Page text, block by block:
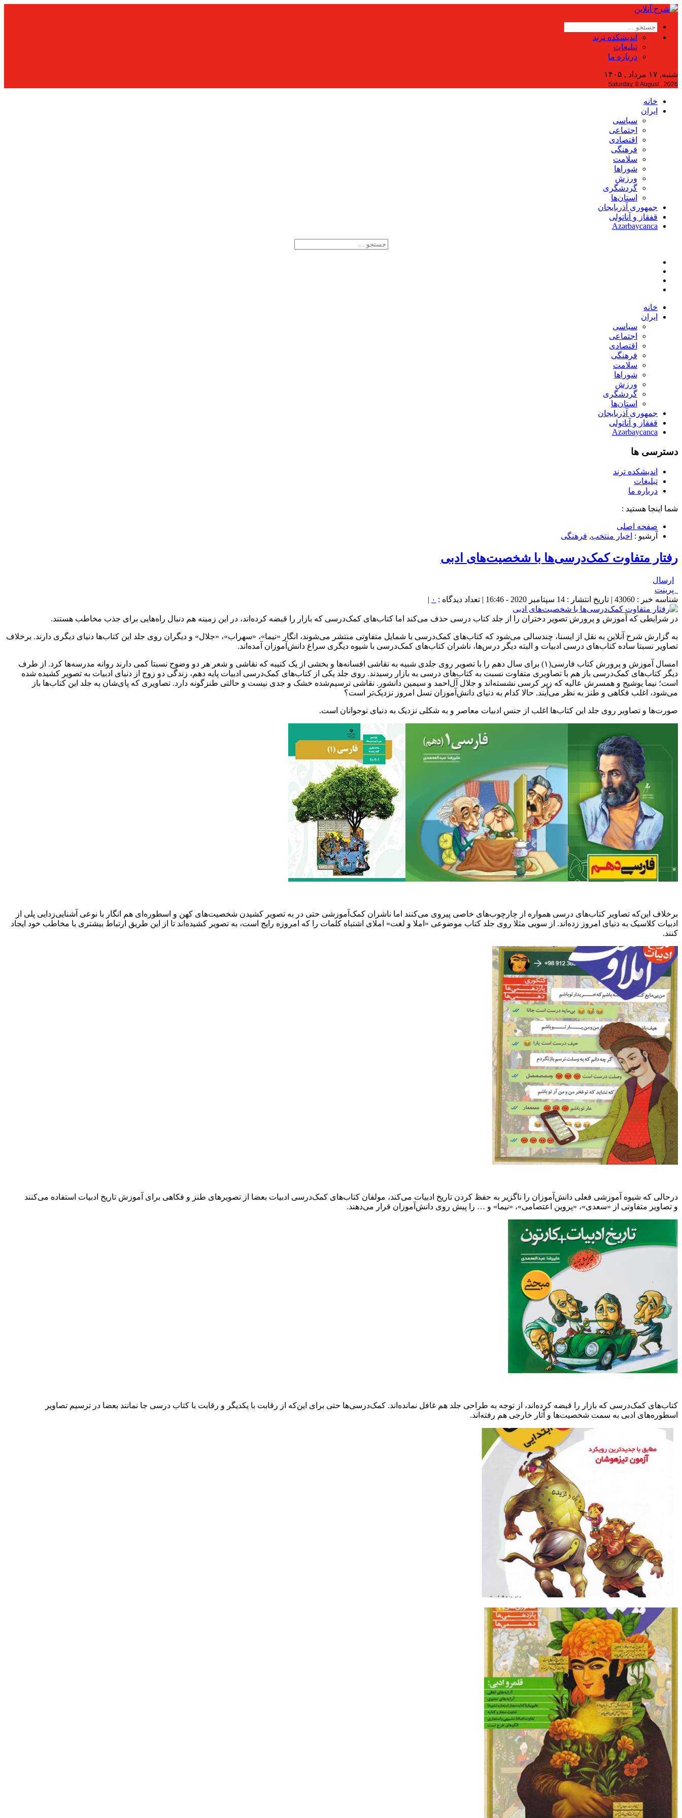
اندیشکده ترند
تبلیغات
درباره ما
شنبه, ۱۷ مرداد , ۱۴۰۵
Saturday, 8 August , 2026
خانه
ایران
سیاسی
اجتماعی
اقتصادی
فرهنگی
سلامت
شوراها
ورزش
گردشگری
استان‌ها
جمهوری آذربایجان
قفقاز و آناتولی
Azərbaycanca
خانه
ایران
سیاسی
اجتماعی
اقتصادی
فرهنگی
سلامت
شوراها
ورزش
گردشگری
استان‌ها
جمهوری آذربایجان
قفقاز و آناتولی
Azərbaycanca
دسترسی ها
اندیشکده ترند
تبلیغات
درباره ما
شما اینجا هستید :
صفحه اصلی
آرشیو : اخبار منتخب, فرهنگی
رفتار متفاوت کمک‌درسی‌ها با شخصیت‌های ادبی
ارسال
پرینت
شناسه خبر : 43060 | تاریخ انتشار : 14 سپتامبر 2020 - 16:46 | تعداد دیدگاه :
۰ |
در شرایطی که آموزش و پرورش تصویر دختران را از جلد کتاب درسی حذف می‌کند اما کتاب‌های کمک‌درسی که بازار را قبضه کرده‌اند، در این زمینه هم دنبال راه‌هایی برای جذب مخاطب هستند.
به گزارش شرح آنلاین به نقل از ایسنا، چندسالی می‌شود که کتاب‌های کمک‌درسی با شمایل متفاوتی منتشر می‌شوند، انگار «نیما»، «سهراب»، «جلال» و دیگران روی جلد این کتاب‌ها دنیای دیگری دارند. برخلاف
تصاویر نسبتا ساده کتاب‌های درسی ادبیات و البته دیگر درس‌ها، ناشران کتاب‌های کمک‌درسی با شیوه دیگری سراغ دانش‌آموزان آمده‌اند.
امسال آموزش و پرورش کتاب فارسی(۱) برای سال دهم را با تصویر روی جلدی شبیه به نقاشی افسانه‌ها و بخشی از یک کتیبه که نقاشی و شعر هر دو وضوح نسبتا کمی دارند روانه مدرسه‌ها کرد. از طرف
دیگر کتاب‌های کمک‌درسی باز هم با تصاویری متفاوت نسبت به کتاب‌های درسی به بازار رسیدند. روی جلد یکی از کتاب‌های کمک‌درسی ادبیات پایه دهم، زندگی دو زوج از دنیای ادبیات به تصویر کشیده شده
است؛ نیما یوشیج و همسرش عالیه که زیر کرسی نشسته‌اند و جلال ‌آل‌احمد و سیمین دانشور. نقاشی ترسیم‌شده خشک و جدی نیست و حالتی طنزگونه دارد. تصاویری که پای‌شان به جلد این‌ کتاب‌ها باز
می‌شود، اغلب فکاهی و طنز به نظر می‌آیند. حالا کدام به دنیای دانش‌آموزان نسل امروز نزدیک‌تر است؟
صورت‌ها و تصاویر روی جلد این کتاب‌ها اغلب از جنس ادبیات معاصر و به شکلی نزدیک به دنیای نوجوانان است.
برخلاف این‌که تصاویر کتاب‌های درسی همواره از چارچوب‌های خاصی پیروی می‌کنند اما ناشران کمک‌آموزشی حتی در به تصویر کشیدن شخصیت‌های کهن و اسطوره‌ای هم انگار با نوعی آشنایی‌زدایی پلی از
ادبیات کلاسیک به دنیای امروز زده‌اند. از سویی مثلا روی جلد کتاب‌ موضوعی «املا و لغت» املای اشتباه کلمات را که امروزه رایج است، به تصویر کشیده‌اند تا از این طریق ارتباط بیشتری با مخاطب خود ایجاد
کنند.
درحالی که شیوه آموزشی فعلی دانش‌آموزان را ناگزیر به حفظ کردن تاریخ ادبیات می‌کند، مولفان کتاب‌های کمک‌درسی ادبیات بعضا از تصویرهای طنز و فکاهی برای آموزش تاریخ ادبیات استفاده می‌کنند
و تصاویر متفاوتی از «سعدی»، «پروین اعتصامی»، «نیما» و … را پیش روی دانش‌آموزان قرار می‌دهند.
کتاب‌های کمک‌درسی که بازار را قبضه کرده‌اند، از توجه به طراحی جلد هم غافل نمانده‌اند. کمک‌درسی‌ها حتی برای این‌که از رقابت با یکدیگر و رقابت با کتاب درسی جا نمانند بعضا در ترسیم تصاویر
اسطوره‌های ادبی به سمت شخصیت‌ها و آثار خارجی هم رفته‌اند.